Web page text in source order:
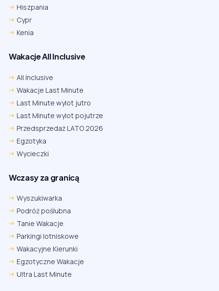
Hiszpania
Cypr
Kenia
Wakacje All Inclusive
All Inclusive
Wakacje Last Minute
Last Minute wylot jutro
Last Minute wylot pojutrze
Przedsprzedaż LATO 2026
Egzotyka
Wycieczki
Wczasy za granicą
Wyszukiwarka
Podróż poślubna
Tanie Wakacje
Parkingi lotniskowe
Wakacyjne Kierunki
Egzotyczne Wakacje
Ultra Last Minute